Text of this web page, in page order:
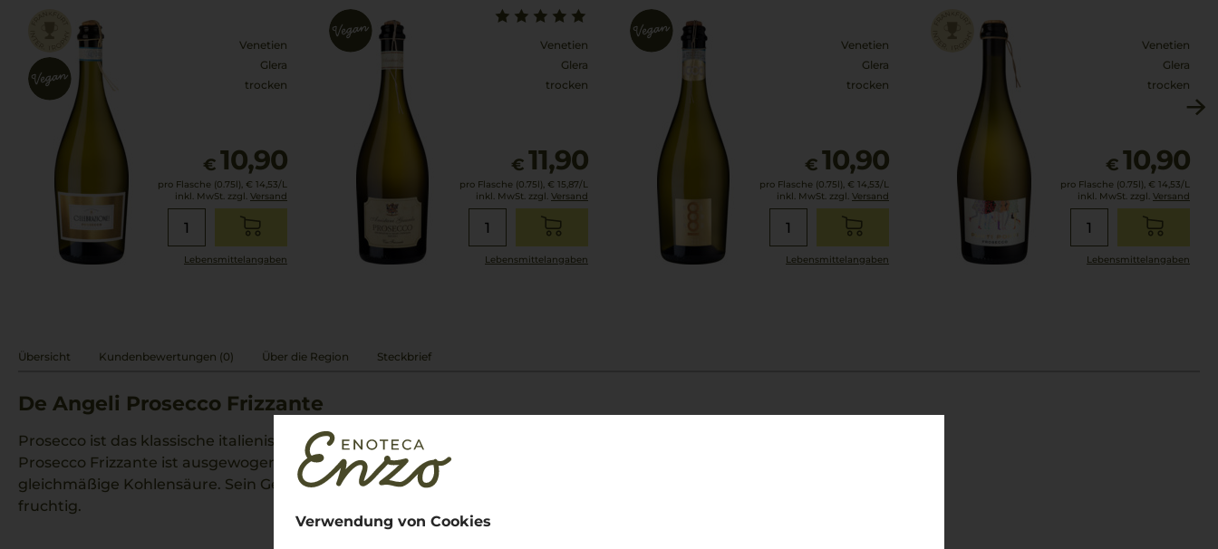
Verwendung von Cookies
Venetien
Glera
trocken
€ 10,90
pro Flasche (0.75l), € 14,53/L
inkl. MwSt. zzgl. Versand
Lebensmittel­angaben
Venetien
Glera
trocken
€ 11,90
pro Flasche (0.75l), € 15,87/L
inkl. MwSt. zzgl. Versand
Lebensmittel­angaben
Venetien
Glera
trocken
€ 10,90
pro Flasche (0.75l), € 14,53/L
inkl. MwSt. zzgl. Versand
Lebensmittel­angaben
Venetien
Glera
trocken
€ 10,90
pro Flasche (0.75l), € 14,53/L
inkl. MwSt. zzgl. Versand
Lebensmittel­angaben
Übersicht Kundenbewertungen (0) Über die Region Steckbrief
De Angeli Prosecco Frizzante
Prosecco ist das klassische italienische Aperitif, belissimo! Der De Angelini
Prosecco Frizzante ist ausgewogen, trocken am Gaumen und hat eine
gleichmäßige Kohlensäure. Sein Geschmack ist leicht, frisch und herrlich
fruchtig.